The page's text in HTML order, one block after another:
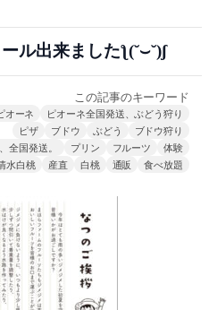
ル出来ましたƪ(˘⌣˘)ʃ
この記事のキーワード
オーネ
ピオーネ全国発送、ぶどう狩り
ピザ
ブドウ ぶどう
ブドウ狩り
全国発送。
プリン フルーツ
体験
水白桃 産直 白桃 通販 食べ放題